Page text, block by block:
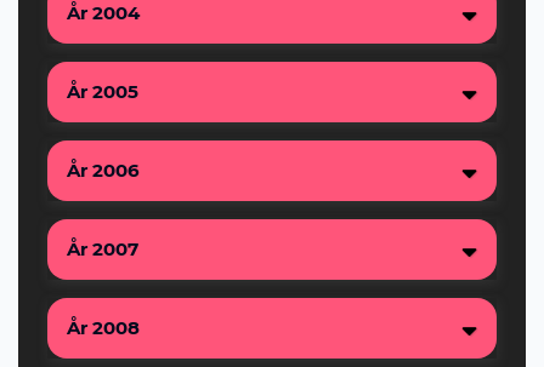
År 2004
År 2005
År 2006
År 2007
År 2008